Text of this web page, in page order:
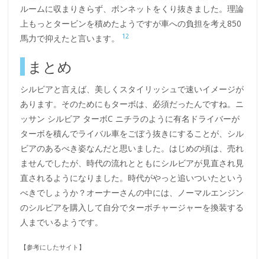
ルームに収まりきらず、ボンネットをくり抜きました。理論
上もっとタービンを積めたようですが車への負担を考え850
馬力で抑えたと言います。
12
まとめ
シルビアと言えば、美しくスタイリッシュで速いイメージが
あります。そのためにもターボは、必須だったんですね。ニ
ッサン シルビア ターボC ニチラのように有名ドライバーが
ターボを積んでライバル車をごぼう抜きにすることが、シル
ビアのあるべき姿なんだと思いました。はじめの頃は、売れ
ませんでしたが、時代の流れとともにシルビアが見直され見
直されるようになりました。時代がやっと追いついたという
べきでしょうか？オーナーさんの中には、ノーマルエンジン
のシルビアを購入して自分でターボチャージャーを換装する
人までいるようです。
【参考にしたサイト】